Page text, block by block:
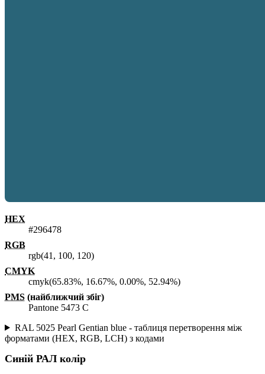
HEX
#296478
RGB
rgb(41, 100, 120)
CMYK
cmyk(65.83%, 16.67%, 0.00%, 52.94%)
PMS (найближчий збіг)
Pantone 5473 C
RAL 5025 Pearl Gentian blue - таблиця перетворення між
форматами (HEX, RGB, LCH) з кодами
Синій РАЛ колір